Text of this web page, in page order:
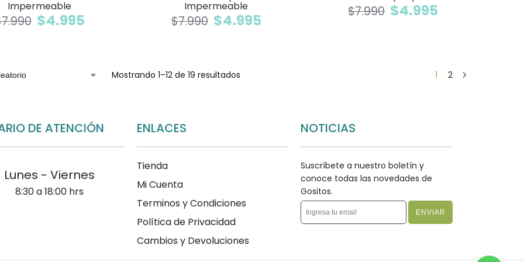
Impermeable
7.990 $4.995
Impermeable
$7.990 $4.995 $7.990 $4.995
Mostrando 1–12 de 19 resultados 1 2
DE ATENCIÓN
Lunes - Viernes
8:30 a 18:00 hrs
ENLACES
Tienda
Mi Cuenta
Terminos y Condiciones
Política de Privacidad
Cambios y Devoluciones
NOTICIAS
Suscríbete a nuestro boletín y
conoce todas las novedades de
Gositos.
ENVIAR